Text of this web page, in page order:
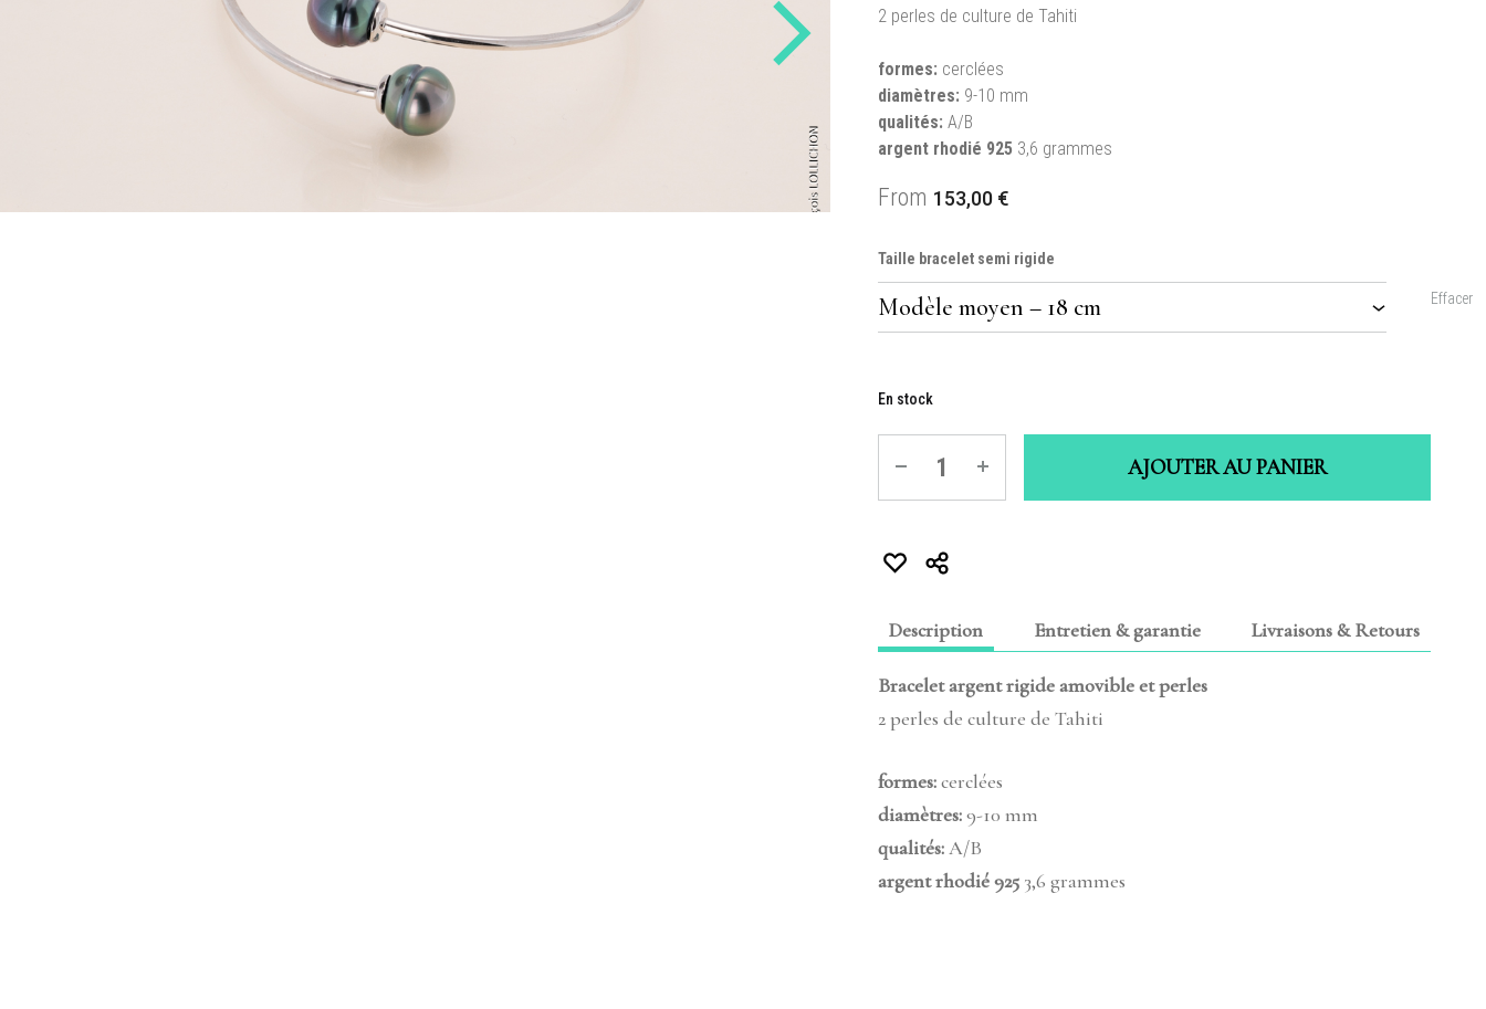
2 perles de culture de Tahiti
formes: cerclées
diamètres: 9-10 mm
qualités: A/B
argent rhodié 925 3,6 grammes
From 153,00 €
Taille bracelet semi rigide
Effacer
En stock
AJOUTER AU PANIER
Description Entretien & garantie Livraisons & Retours
Bracelet argent rigide amovible et perles
2 perles de culture de Tahiti
formes:cerclées
diamètres:9-10 mm
qualités:A/B
argent rhodié 925 3,6 grammes